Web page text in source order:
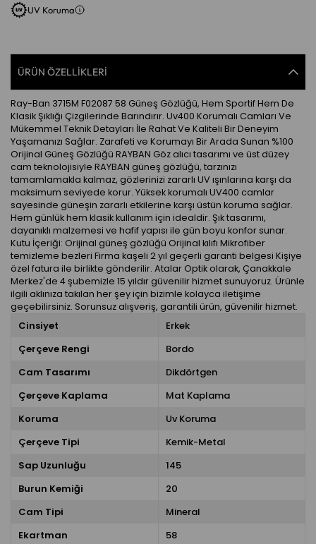
UV Koruma
ÜRÜN ÖZELLIKLERI
Ray-Ban 3715M F02087 58 Güneş Gözlüğü, Hem Sportif Hem De
Klasik Şıklığı Çizgilerinde Barındırır. Uv400 Korumalı Camları Ve
Mükemmel Teknik Detayları İle Rahat Ve Kaliteli Bir Deneyim
Yaşamanızı Sağlar. Zarafeti ve Korumayı Bir Arada Sunan %100
Orijinal Güneş Gözlüğü RAYBAN Göz alıcı tasarımı ve üst düzey
cam teknolojisiyle RAYBAN güneş gözlüğü, tarzınızı
tamamlamakla kalmaz, gözlerinizi zararlı UV ışınlarına karşı da
maksimum seviyede korur. Yüksek korumalı UV400 camlar
sayesinde güneşin zararlı etkilerine karşı üstün koruma sağlar.
Hem günlük hem klasik kullanım için idealdir. Şık tasarımı,
dayanıklı malzemesi ve hafif yapısı ile gün boyu konfor sunar.
Kutu İçeriği: Orijinal güneş gözlüğü Orijinal kılıfı Mikrofiber
temizleme bezleri Firma kaşeli 2 yıl geçerli garanti belgesi Kişiye
özel fatura ile birlikte gönderilir. Atalar Optik olarak, Çanakkale
Merkez'de 4 şubemizle 15 yıldır güvenilir hizmet sunuyoruz. Ürünle
ilgili aklınıza takılan her şey için bizimle kolayca iletişime
geçebilirsiniz. Sorunsuz alışveriş, garantili ürün, güvenilir hizmet.
Cinsiyet
Erkek
Çerçeve Rengi
Bordo
Cam Tasarımı
Dikdörtgen
Çerçeve Kaplama
Mat Kaplama
Koruma
Uv Koruma
Çerçeve Tipi
Kemik-Metal
Sap Uzunluğu
145
Burun Kemiği
20
Cam Tipi
Mineral
Ekartman
58